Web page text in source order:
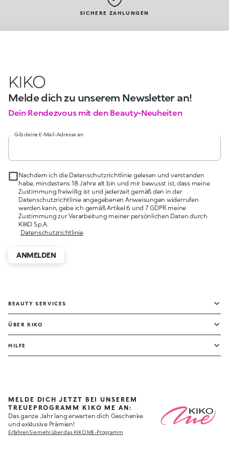
SICHERE ZAHLUNGEN
KIKO
Melde dich zu unserem Newsletter an!
Dein Rendezvous mit den Beauty-Neuheiten
Gib deine E-Mail-Adresse an
Nachdem ich die Datenschutzrichtlinie gelesen und verstanden
habe, mindestens 18 Jahre alt bin und mir bewusst ist, dass meine
Zustimmung freiwillig ist und jederzeit gemäß den in der
Datenschutzrichtlinie angegebenen Anweisungen widerrufen
werden kann, gebe ich gemäß Artikel 6 und 7 GDPR meine
Zustimmung zur Verarbeitung meiner persönlichen Daten durch
KIKO S.p.A.
Datenschutzrichtlinie
ANMELDEN
BEAUTY SERVICES
ÜBER KIKO
HILFE
MELDE DICH JETZT BEI UNSEREM
TREUEPROGRAMM KIKO ME AN:
Das ganze Jahr lang erwarten dich Geschenke
und exklusive Prämien!
Erfahren Sie mehr über das KIKO ME-Programm